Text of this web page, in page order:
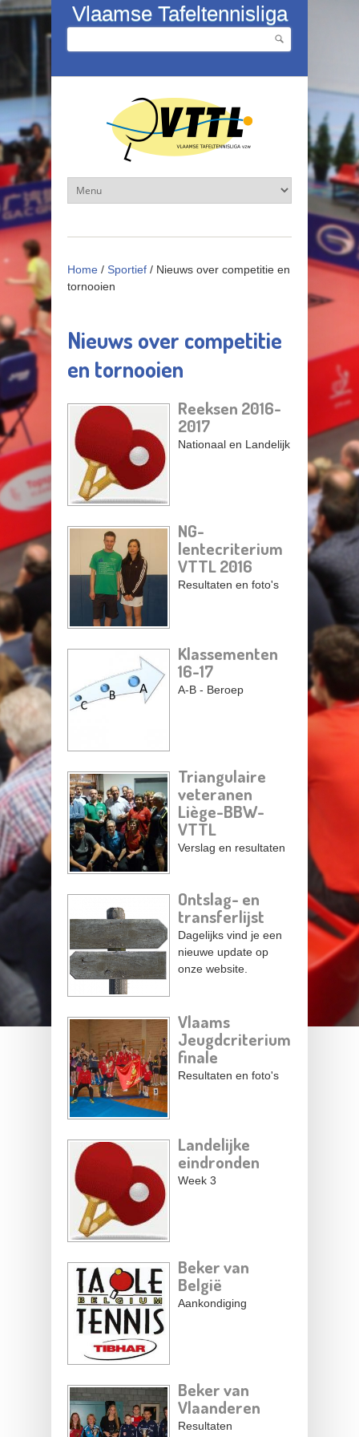
Overslaan en naar de inhoud gaan
Vlaamse Tafeltennisliga
Zoekveld
Home / Sportief / Nieuws over competitie en
tornooien
Nieuws over competitie
en tornooien
Reeksen 2016-
2017
Nationaal en Landelijk
NG-
lentecriterium
VTTL 2016
Resultaten en foto's
Klassementen
16-17
A-B - Beroep
Triangulaire
veteranen
Liège-BBW-
VTTL
Verslag en resultaten
Ontslag- en
transferlijst
Dagelijks vind je een
nieuwe update op
onze website.
Vlaams
Jeugdcriterium
finale
Resultaten en foto's
Landelijke
eindronden
Week 3
Beker van
België
Aankondiging
Beker van
Vlaanderen
Resultaten
Pagina's